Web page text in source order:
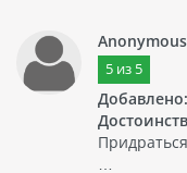
Anonymous
5из 5
Добавлено: